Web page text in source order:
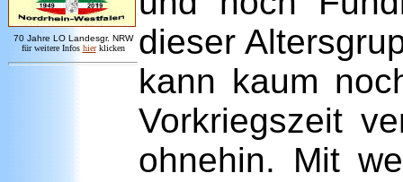
70 Jahre LO Landesgr. NRW
für weitere Infos hier klicken
dieser
kann kaum
Vorkriegszeit
ohnehin. Mit